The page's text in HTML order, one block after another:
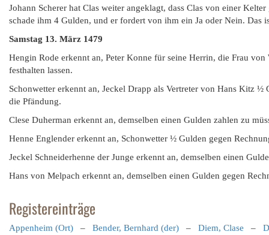
Johann Scherer hat Clas weiter angeklagt, dass Clas von einer
schade ihm 4 Gulden, und er fordert von ihm ein Ja oder Nein. Das
Samstag 13. März 1479
Hengin Rode erkennt an, Peter Konne für seine Herrin, die Frau
festhalten lassen.
Schonwetter erkennt an, Jeckel Drapp als Vertreter von Hans Kitz
die Pfändung.
Clese Duherman erkennt an, demselben einen Gulden zahlen zu
Henne Englender erkennt an, Schonwetter ½ Gulden gegen
Jeckel Schneiderhenne der Junge erkennt an, demselben einen
Hans von Melpach erkennt an, demselben einen Gulden gegen
Registereinträge
Appenheim (Ort) – Bender, Bernhard (der) – Diem, Clase –